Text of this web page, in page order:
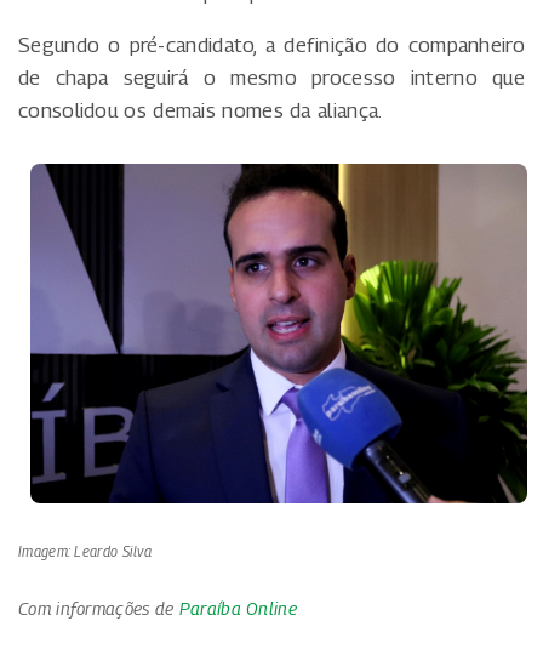
Segundo o pré-candidato, a definição do companheiro
de chapa seguirá o mesmo processo interno que
consolidou os demais nomes da aliança.
Imagem: Leardo Silva
Com informações de Paraíba Online